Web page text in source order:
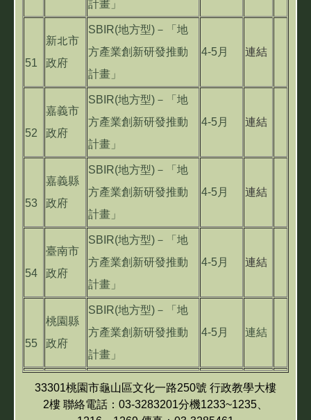
計畫」
51
新北市
政府
SBIR(地方型)－「地
方產業創新研發推動
計畫」
4-5月 連結
52
嘉義市
政府
SBIR(地方型)－「地
方產業創新研發推動
計畫」
4-5月 連結
53
嘉義縣
政府
SBIR(地方型)－「地
方產業創新研發推動
計畫」
4-5月 連結
54
臺南市
政府
SBIR(地方型)－「地
方產業創新研發推動
計畫」
4-5月 連結
55
桃園縣
政府
SBIR(地方型)－「地
方產業創新研發推動
計畫」
4-5月 連結
33301桃園市龜山區文化一路250號 行政教學大樓
2樓 聯絡電話：03-3283201分機1233~1235、